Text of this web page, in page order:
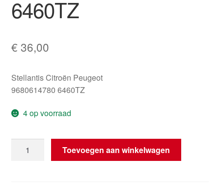
6460TZ
€ 36,00
Stellantis Citroën Peugeot
9680614780 6460TZ
4 op voorraad
Citroën
Toevoegen aan winkelwagen